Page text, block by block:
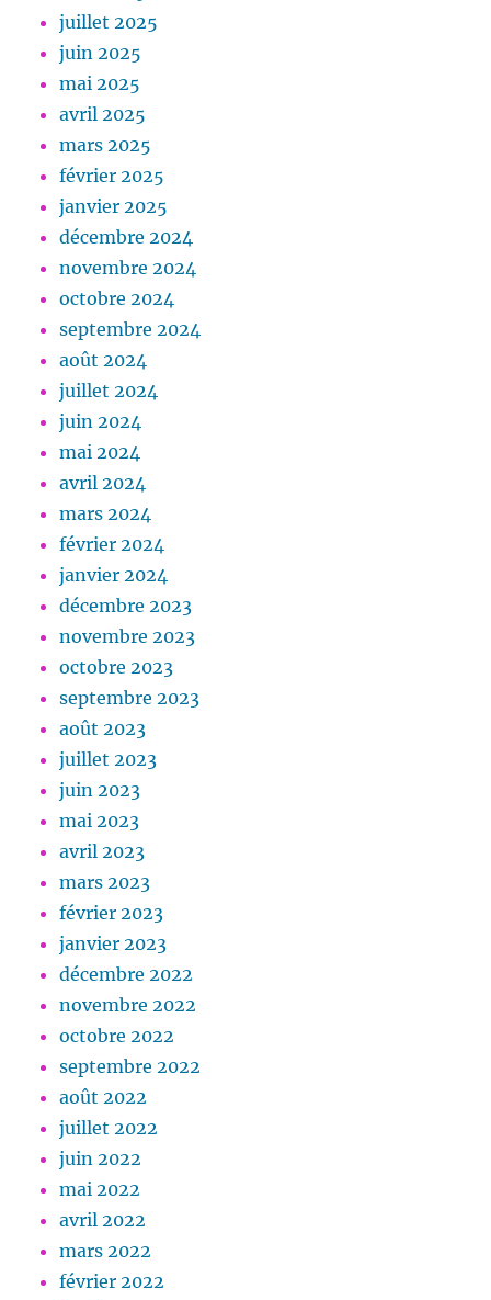
juillet 2025
juin 2025
mai 2025
avril 2025
mars 2025
février 2025
janvier 2025
décembre 2024
novembre 2024
octobre 2024
septembre 2024
août 2024
juillet 2024
juin 2024
mai 2024
avril 2024
mars 2024
février 2024
janvier 2024
décembre 2023
novembre 2023
octobre 2023
septembre 2023
août 2023
juillet 2023
juin 2023
mai 2023
avril 2023
mars 2023
février 2023
janvier 2023
décembre 2022
novembre 2022
octobre 2022
septembre 2022
août 2022
juillet 2022
juin 2022
mai 2022
avril 2022
mars 2022
février 2022